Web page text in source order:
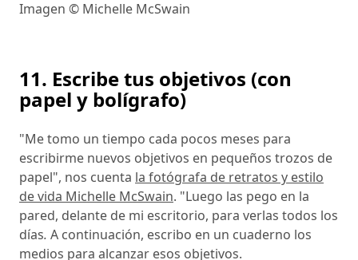
Imagen © Michelle McSwain
11. Escribe tus objetivos (con
papel y bolígrafo)
"Me tomo un tiempo cada pocos meses para
escribirme nuevos objetivos en pequeños trozos de
papel", nos cuenta la fotógrafa de retratos y estilo
de vida Michelle McSwain. "Luego las pego en la
pared, delante de mi escritorio, para verlas todos los
días. A continuación, escribo en un cuaderno los
medios para alcanzar esos objetivos.